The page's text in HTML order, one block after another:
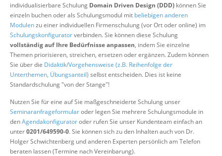
Über uns
Suche
individualisierbare Schulung Domain Driven Design (DDD) können Sie
einzeln buchen oder als Schulungsmodul mit beliebigen anderen
Modulenzu einer individuellen Firmenschulung (vor Ort oder online) im
Schulungskonfiguratorverbinden. Sie können diese Schulung
vollständig auf Ihre Bedürfnisse anpassen, indem Sie einzelne
Themen priorisieren, streichen, ersetzen oder ergänzen. Zudem können
Sie über die Didaktik/Vorgehensweise (z.B. Reihenfolge der
Unterthemen, Übungsanteil) selbst entscheiden. Dies ist keine
Standardschulung "von der Stange"!
Nutzen Sie für eine auf Sie maßgeschneiderte Schulung unser
Seminaranfrageformularoder legen Sie mehrere Schulungsmodule in
denAgendakonfiguratoroder rufen Sie unser Kundenteam einfach an
unter0201/649590-0. Sie können sich zu den Inhalten auch von Dr.
Holger Schwichtenberg und anderen Experten persönlich am Telefon
beraten lassen (Termine nach Vereinbarung).